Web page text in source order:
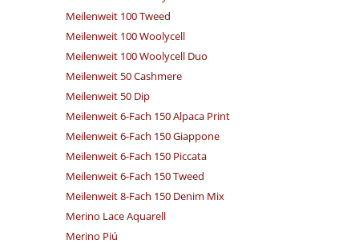
Meilenweit 100 Tweed
Meilenweit 100 Woolycell
Meilenweit 100 Woolycell Duo
Meilenweit 50 Cashmere
Meilenweit 50 Dip
Meilenweit 6-Fach 150 Alpaca Print
Meilenweit 6-Fach 150 Giappone
Meilenweit 6-Fach 150 Piccata
Meilenweit 6-Fach 150 Tweed
Meilenweit 8-Fach 150 Denim Mix
Merino Lace Aquarell
Merino Piú